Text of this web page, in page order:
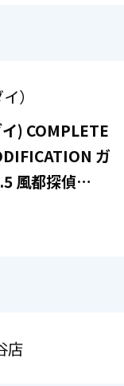
）
) COMPLETE
ガ
風都探偵
店